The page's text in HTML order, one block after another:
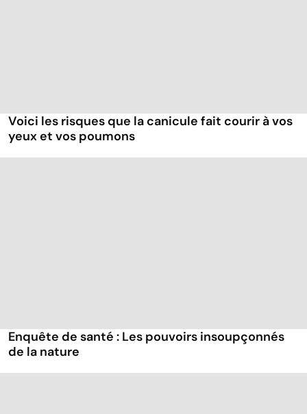
Voici les risques que la canicule fait courir à vos
yeux et vos poumons
Enquête de santé : Les pouvoirs insoupçonnés
de la nature